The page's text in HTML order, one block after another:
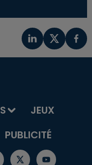
JEUX
PUBLICITÉ